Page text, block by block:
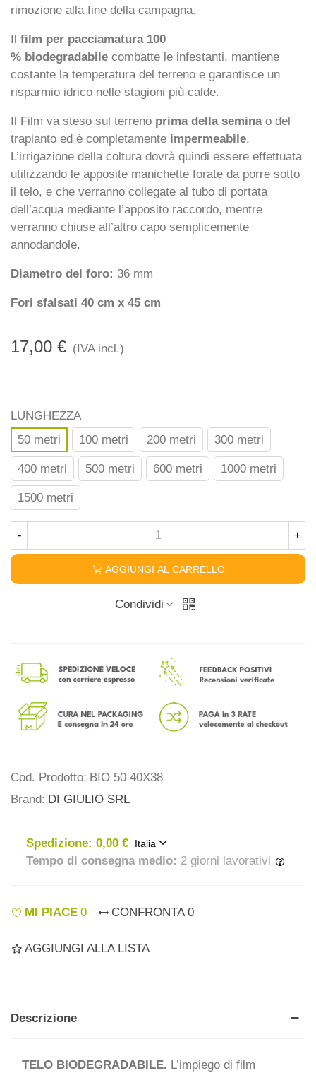
rimozione alla fine della campagna.
Il film per pacciamatura 100
% biodegradabile combatte le infestanti, mantiene
costante la temperatura del terreno e garantisce un
risparmio idrico nelle stagioni più calde.
Il Film va steso sul terreno prima della seminao del
trapianto ed è completamente impermeabile.
L’irrigazione della coltura dovrà quindi essere effettuata
utilizzando le apposite manichette forate da porre sotto
il telo, e che verranno collegate al tubo di portata
dell’acqua mediante l’apposito raccordo, mentre
verranno chiuse all’altro capo semplicemente
annodandole.
Diametro del foro: 36 mm
Fori sfalsati 40 cm x 45 cm
17,00 € (IVA incl.)
LUNGHEZZA
50 metri
100 metri 200 metri 300 metri
400 metri 500 metri 600 metri 1000 metri
1500 metri
- +
AGGIUNGI AL CARRELLO
Condividi
Cod. Prodotto: BIO 50 40X38
Brand: DI GIULIO SRL
Spedizione: 0,00 € Italia
Tempo di consegna medio: 2 giorni lavorativi
MI PIACE 0 CONFRONTA 0
AGGIUNGI ALLA LISTA
Descrizione
TELO BIODEGRADABILE. L’impiego di film